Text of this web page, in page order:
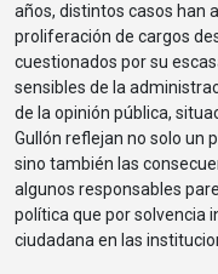
años, distintos casos han
proliferación de cargos
cuestionados por su
sensibles de la
de la opinión pública,
Gullón reflejan no solo un
sino también las
algunos responsables
política que por solvencia
ciudadana en las